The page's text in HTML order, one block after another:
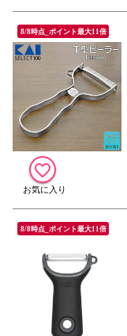
8/8時点_ポイント最大11倍
8/8時点_ポイント最大11倍